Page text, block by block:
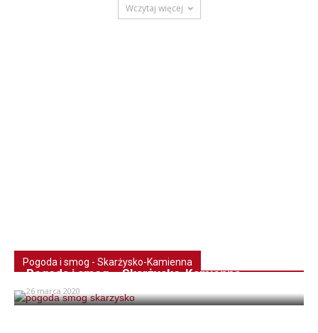
Wczytaj więcej
Pogoda i smog - Skarżysko-Kamienna
Pogoda i smog – Skarżysko-Kamienna
26 marca 2020